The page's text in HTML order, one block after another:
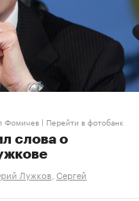
Фомичев | Перейти в фотобанк
слова о
Лужков Сергей